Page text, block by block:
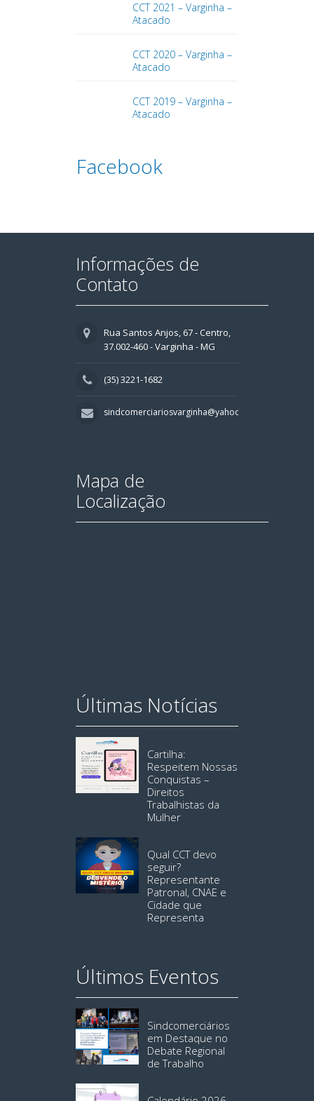
CCT 2021 – Varginha –
Atacado
CCT 2020 – Varginha –
Atacado
CCT 2019 – Varginha –
Atacado
Facebook
Informações de
Contato
Rua Santos Anjos, 67 - Centro,
37.002-460 - Varginha - MG
(35) 3221-1682
sindcomerciariosvarginha@yahoo.com.br
Mapa de
Localização
Últimas Notícias
Cartilha:
Respeitem Nossas
Conquistas –
Direitos
Trabalhistas da
Mulher
Qual CCT devo
seguir?
Representante
Patronal, CNAE e
Cidade que
Representa
Últimos Eventos
Sindcomerciários
em Destaque no
Debate Regional
de Trabalho